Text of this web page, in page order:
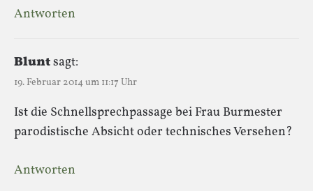
Antworten
Bluntsagt:
19. Februar 2014 um 11:17 Uhr
Ist die Schnellsprechpassage bei Frau Burmester
parodistische Absicht oder technisches Versehen?
Antworten